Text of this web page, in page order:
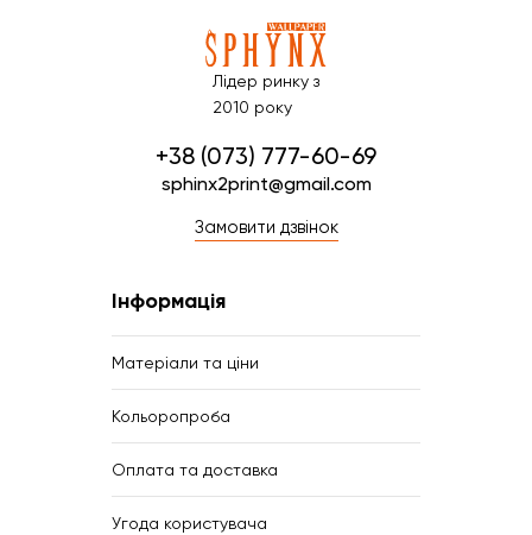
Лідер ринку з
2010 року
+38 (073) 777-60-69
sphinx2print@gmail.com
Замовити дзвінок
Інформація
Матеріали та ціни
Кольоропроба
Оплата та доставка
Угода користувача